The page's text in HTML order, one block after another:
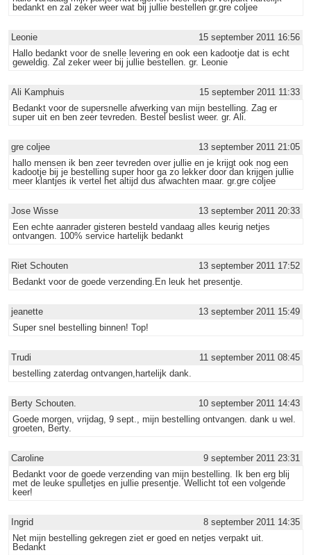
bedankt en zal zeker weer wat bij jullie bestellen gr.gre coljee
Leonie
15 september 2011 16:56
Hallo bedankt voor de snelle levering en ook een kadootje dat is echt
geweldig. Zal zeker weer bij jullie bestellen. gr. Leonie
Ali Kamphuis
15 september 2011 11:33
Bedankt voor de supersnelle afwerking van mijn bestelling. Zag er
super uit en ben zeer tevreden. Bestel beslist weer. gr. Ali.
gre coljee
13 september 2011 21:05
hallo mensen ik ben zeer tevreden over jullie en je krijgt ook nog een
kadootje bij je bestelling super hoor ga zo lekker door dan krijgen jullie
meer klantjes ik vertel het altijd dus afwachten maar. gr.gre coljee
Jose Wisse
13 september 2011 20:33
Een echte aanrader gisteren besteld vandaag alles keurig netjes
ontvangen. 100% service hartelijk bedankt
Riet Schouten
13 september 2011 17:52
Bedankt voor de goede verzending.En leuk het presentje.
jeanette
13 september 2011 15:49
Super snel bestelling binnen! Top!
Trudi
11 september 2011 08:45
bestelling zaterdag ontvangen,hartelijk dank.
Berty Schouten.
10 september 2011 14:43
Goede morgen, vrijdag, 9 sept., mijn bestelling ontvangen. dank u wel.
groeten, Berty.
Caroline
9 september 2011 23:31
Bedankt voor de goede verzending van mijn bestelling. Ik ben erg blij
met de leuke spulletjes en jullie presentje. Wellicht tot een volgende
keer!
Ingrid
8 september 2011 14:35
Net mijn bestelling gekregen ziet er goed en netjes verpakt uit.
Bedankt